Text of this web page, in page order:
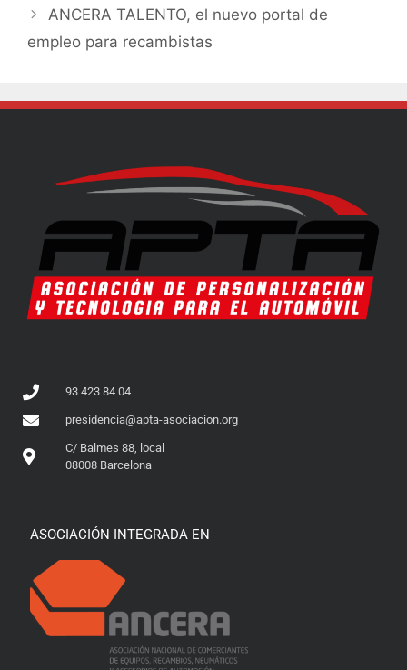
ANCERA TALENTO, el nuevo portal de
empleo para recambistas
93 423 84 04
presidencia@apta-asociacion.org
C/ Balmes 88, local
08008 Barcelona
ASOCIACIÓN INTEGRADA EN